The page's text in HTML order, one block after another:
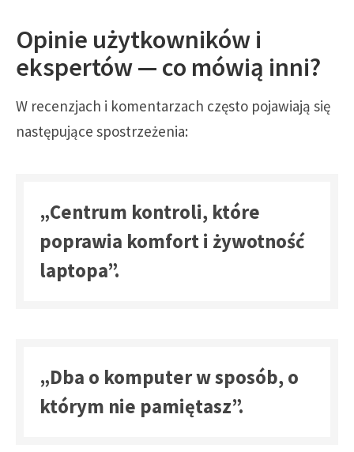
Opinie użytkowników i
ekspertów — co mówią inni?
W recenzjach i komentarzach często pojawiają się
następujące spostrzeżenia:
„Centrum kontroli, które
poprawia komfort i żywotność
laptopa”.
„Dba o komputer w sposób, o
którym nie pamiętasz”.